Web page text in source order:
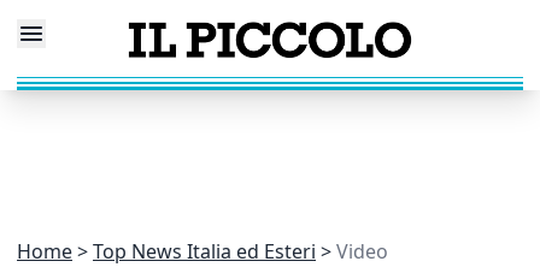
Home Top News Italia ed Esteri Video